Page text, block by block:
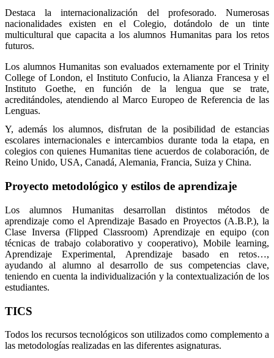
Destaca la internacionalización del profesorado. Numerosas
nacionalidades existen en el Colegio, dotándolo de un tinte
multicultural que capacita a los alumnos Humanitas para los retos
futuros.
Los alumnos Humanitas son evaluados externamente por el Trinity
College of London, el Instituto Confucio, la Alianza Francesa y el
Instituto Goethe, en función de la lengua que se trate,
acreditándoles, atendiendo al Marco Europeo de Referencia de las
Lenguas.
Y, además los alumnos, disfrutan de la posibilidad de estancias
escolares internacionales e intercambios durante toda la etapa, en
colegios con quienes Humanitas tiene acuerdos de colaboración, de
Reino Unido, USA, Canadá, Alemania, Francia, Suiza y China.
Proyecto metodológico y estilos de aprendizaje
Los alumnos Humanitas desarrollan distintos métodos de
aprendizaje como el Aprendizaje Basado en Proyectos (A.B.P.), la
Clase Inversa (Flipped Classroom) Aprendizaje en equipo (con
técnicas de trabajo colaborativo y cooperativo), Mobile learning,
Aprendizaje Experimental, Aprendizaje basado en retos…,
ayudando al alumno al desarrollo de sus competencias clave,
teniendo en cuenta la individualización y la contextualización de los
estudiantes.
TICS
Todos los recursos tecnológicos son utilizados como complemento a
las metodologías realizadas en las diferentes asignaturas.